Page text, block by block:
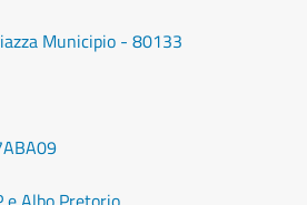
Municipio - 80133